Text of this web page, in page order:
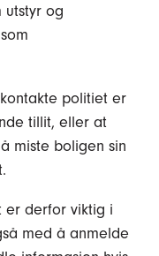
utstyr og
politiet er
tillit, eller at
miste boligen sin
er derfor viktig i
med å anmelde